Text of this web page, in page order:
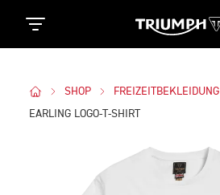
SHOP FREIZEITBEKLEIDUNG
EARLING LOGO-T-SHIRT